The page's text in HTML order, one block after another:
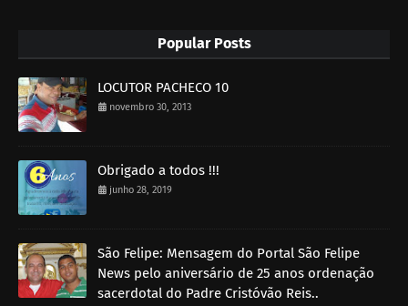
Popular Posts
LOCUTOR PACHECO 10
novembro 30, 2013
Obrigado a todos !!!
junho 28, 2019
São Felipe: Mensagem do Portal São Felipe
News pelo aniversário de 25 anos ordenação
sacerdotal do Padre Cristóvão Reis..